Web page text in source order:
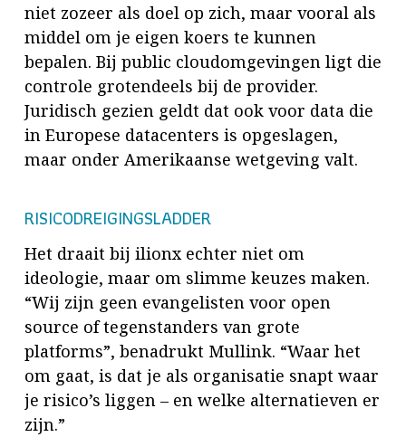
niet zozeer als doel op zich, maar vooral als
middel om je eigen koers te kunnen
bepalen. Bij public cloudomgevingen ligt die
controle grotendeels bij de provider.
Juridisch gezien geldt dat ook voor data die
in Europese datacenters is opgeslagen,
maar onder Amerikaanse wetgeving valt.
RISICODREIGINGSLADDER
Het draait bij ilionx echter niet om
ideologie, maar om slimme keuzes maken.
“Wij zijn geen evangelisten voor open
source of tegenstanders van grote
platforms”, benadrukt Mullink. “Waar het
om gaat, is dat je als organisatie snapt waar
je risico’s liggen – en welke alternatieven er
zijn.”